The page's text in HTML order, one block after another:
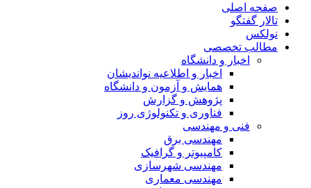
صفحه اصلی
تالار گفتگو
نولکس
مطالب تخصصی
اخبار و دانشگاه
اخبار و اطلاعیه نواندیشان
همایش و آزمون و دانشگاه
پژوهش و گزارش
فناوری و تکنولوژی روز
فنی و مهندسی
مهندسی برق
کامپیوتر و گرافیک
مهندسی شهرسازی
مهندسی معماری